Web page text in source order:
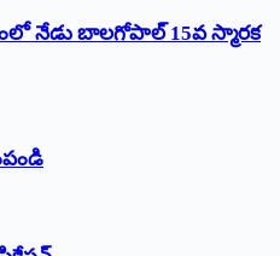
నేడు బాలగోపాల్‌ 15వ స్మారక